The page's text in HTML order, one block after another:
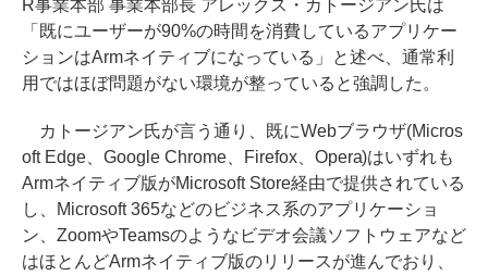
R事業本部 事業本部長 アレックス・カトージアン氏は
「既にユーザーが90%の時間を消費しているアプリケー
ションはArmネイティブになっている」と述べ、通常利
用ではほぼ問題がない環境が整っていると強調した。
カトージアン氏が言う通り、既にWebブラウザ(Micros
oft Edge、Google Chrome、Firefox、Opera)はいずれも
Armネイティブ版がMicrosoft Store経由で提供されている
し、Microsoft 365などのビジネス系のアプリケーショ
ン、ZoomやTeamsのようなビデオ会議ソフトウェアなど
はほとんどArmネイティブ版のリリースが進んでおり、